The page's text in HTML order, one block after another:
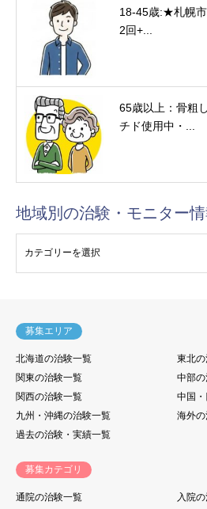
18-45歳:★札幌
2回+...
65歳以上：骨粗
チド使用中・...
地域別の治験・モニター
募集エリア
北海道の治験一覧
東北
関東の治験一覧
中部
関西の治験一覧
中国
九州・沖縄の治験一覧
海外
過去の治験・実績一覧
募集カテゴリ
通院の治験一覧
入院